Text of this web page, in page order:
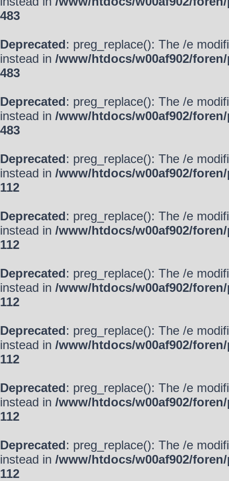
483
Deprecated: preg_replace(): The /e
instead in /www/htdocs/w00af902/
483
Deprecated: preg_replace(): The /e
instead in /www/htdocs/w00af902/
483
Deprecated: preg_replace(): The /e
instead in /www/htdocs/w00af902/
112
Deprecated: preg_replace(): The /e
instead in /www/htdocs/w00af902/
112
Deprecated: preg_replace(): The /e
instead in /www/htdocs/w00af902/
112
Deprecated: preg_replace(): The /e
instead in /www/htdocs/w00af902/
112
Deprecated: preg_replace(): The /e
instead in /www/htdocs/w00af902/
112
Deprecated: preg_replace(): The /e
instead in /www/htdocs/w00af902/
112